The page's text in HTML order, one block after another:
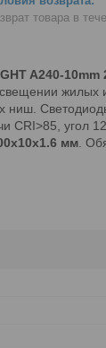
товара в
A240-10mm
жилых
ниш.
CRI>85, угол
мм